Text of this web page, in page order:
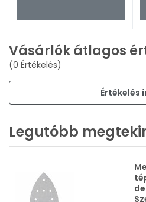
Vásárlók átlagos
(0 Értékelés)
Értékelés
Legutóbb